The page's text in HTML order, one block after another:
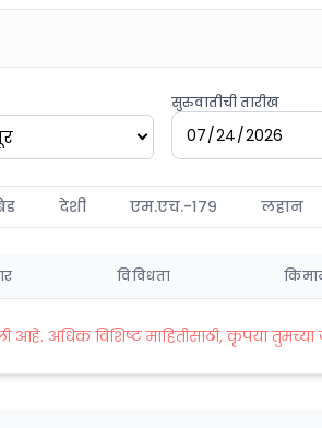
सुरुवातीची तारीख
देशी एम.एच.-१७९ लहान
विविधता
अधिक विशिष्ट माहितीसाठी, कृपया तुमच्या